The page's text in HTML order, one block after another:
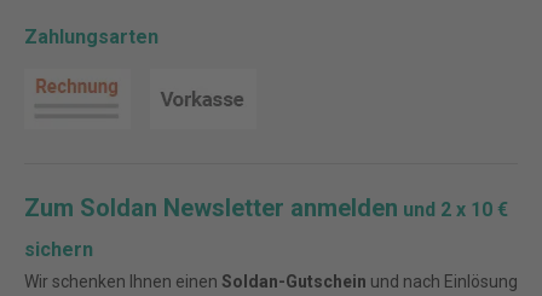
Zahlungsarten
Zum Soldan Newsletter anmelden und 2 x 10 €
sichern
Wir schenken Ihnen einen Soldan-Gutschein und nach Einlösung